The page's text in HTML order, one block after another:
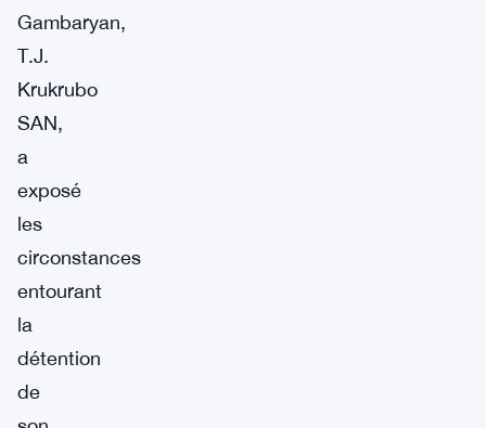
Gambaryan,
T.J.
Krukrubo
SAN,
a
exposé
les
circonstances
entourant
la
détention
de